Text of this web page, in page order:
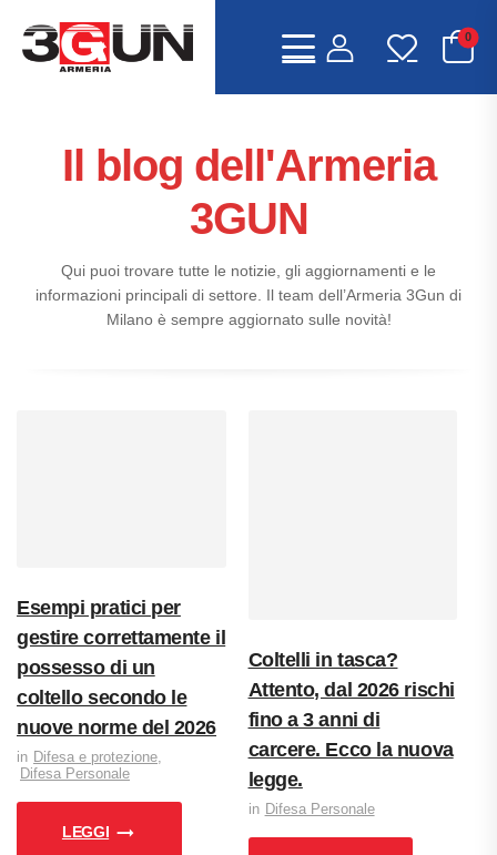
0
Il blog dell'Armeria
3GUN
Qui puoi trovare tutte le notizie, gli aggiornamenti e le
informazioni principali di settore. Il team dell’Armeria 3Gun di
Milano è sempre aggiornato sulle novità!
Esempi pratici per
gestire correttamente il
possesso di un
coltello secondo le
nuove norme del 2026
Difesa e protezione
Difesa Personale
LEGGI
Coltelli in tasca?
Attento, dal 2026 rischi
fino a 3 anni di
carcere. Ecco la nuova
legge.
Difesa Personale